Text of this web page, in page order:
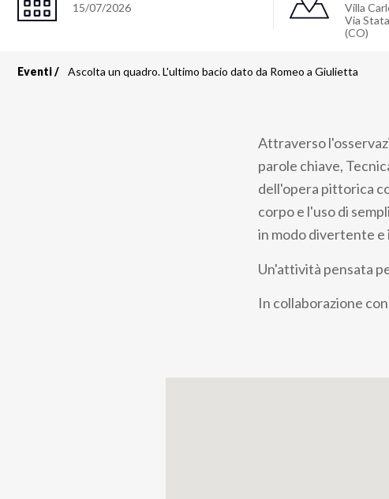
15/07/2026
Villa
Via
(CO)
Eventi Ascolta un quadro. L'ultimo bacio dato da Romeo a Giulietta
Attraverso
parole chiave,
dell'opera pittorica
corpo e l'uso di
in modo divertente e
Un'attività pensata
In collaborazione